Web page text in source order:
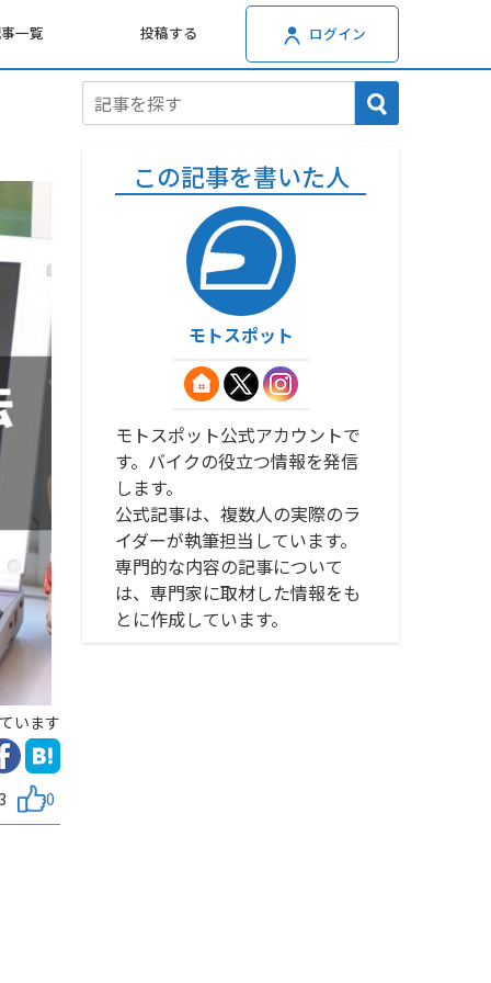
一覧 投稿する ログイン
います
0
この記事を書いた人
モトスポット
モトスポット公式アカウントで
す。バイクの役立つ情報を発信
します。
公式記事は、複数人の実際のラ
イダーが執筆担当しています。
専門的な内容の記事について
は、専門家に取材した情報をも
とに作成しています。